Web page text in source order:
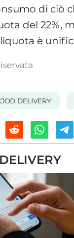
di ciò
del 22%,
è
DELIVERY